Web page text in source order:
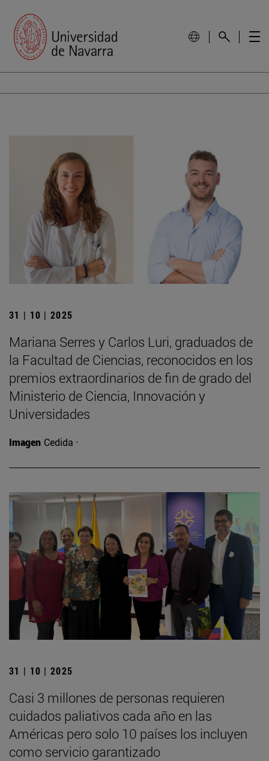
31 | 10 | 2025
Mariana Serres y Carlos Luri, graduados de
la Facultad de Ciencias, reconocidos en los
premios extraordinarios de fin de grado del
Ministerio de Ciencia, Innovación y
Universidades
Imagen Cedida ·
31 | 10 | 2025
Casi 3 millones de personas requieren
cuidados paliativos cada año en las
Américas pero solo 10 países los incluyen
como servicio garantizado